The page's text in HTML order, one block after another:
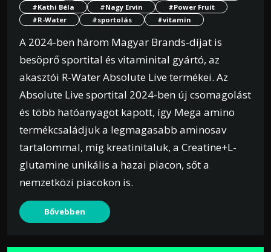
#Kathi Béla
#Nagy Ervin
#Power Fruit
#R-Water
#sportolás #vitamin
A 2024-ben három Magyar Brands-díjat is
besöprő sportital és vitaminital gyártó, az
akasztói R-Water Absolute Live termékei. Az
Absolute Live sportital 2024-ben új csomagolást
és több hatóanyagot kapott, így Mega amino
termékcsaládjuk a legmagasabb aminosav
tartalommal, míg kreatinitaluk, a Creatine+L-
glutamine unikális a hazai piacon, sőt a
nemzetközi piacokon is.
Bővebben